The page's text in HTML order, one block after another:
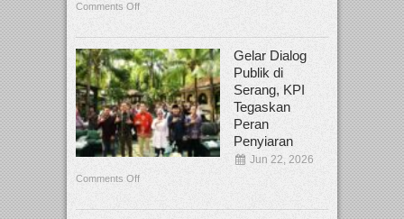
Comments Off
Gelar Dialog
Publik di
Serang, KPI
Tegaskan
Peran
Penyiaran
Jun 22, 2026
Comments Off